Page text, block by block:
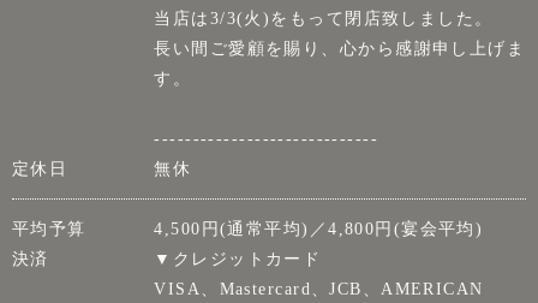
当店は3/3(火)をもって閉店致しました。
長い間ご愛顧を賜り、心から感謝申し上げま
す。
-----------------------------
定休日
無休
平均予算
4,500円(通常平均)／4,800円(宴会平均)
決済
▼クレジットカード
VISA、Mastercard、JCB、AMERICAN